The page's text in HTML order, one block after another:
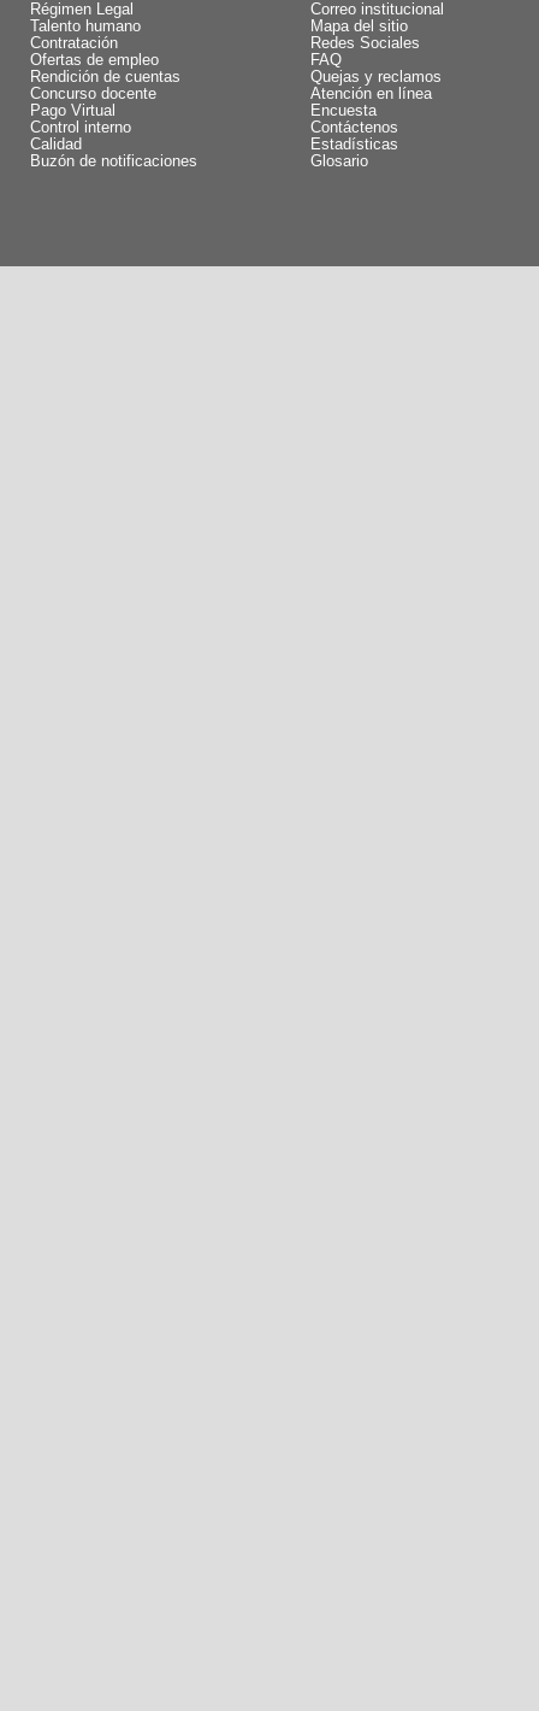
Régimen Legal
Talento humano
Contratación
Ofertas de empleo
Rendición de cuentas
Concurso docente
Pago Virtual
Control interno
Calidad
Buzón de notificaciones
Correo institucional
Mapa del sitio
Redes Sociales
FAQ
Quejas y reclamos
Atención en línea
Encuesta
Contáctenos
Estadísticas
Glosario